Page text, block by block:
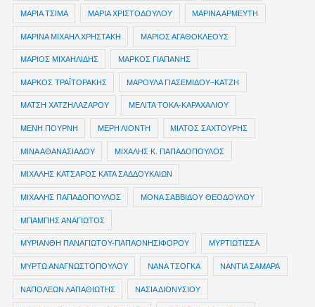
ΜΑΡΙΑ ΤΣΙΜΑ ΜΑΡΙΑ ΧΡΙΣΤΟΔΟΥΛΟΥ ΜΑΡΙΝΑ ΑΡΜΕΥΤΗ
ΜΑΡΙΝΑ ΜΙΧΑΗΛ ΧΡΗΣΤΑΚΗ ΜΑΡΙΟΣ ΑΓΑΘΟΚΛΕΟΥΣ
ΜΑΡΙΟΣ ΜΙΧΑΗΛΙΔΗΣ ΜΑΡΚΟΣ ΓΙΑΠΑΝΗΣ
ΜΑΡΚΟΣ ΤΡΑΪΤΟΡΑΚΗΣ ΜΑΡΟΥΛΑ ΓΙΑΣΕΜΙΔΟΥ–ΚΑΤΖΗ
ΜΑΤΣΗ ΧΑΤΖΗΛΑΖΑΡΟΥ ΜΕΛΙΤΑ ΤΟΚΑ-ΚΑΡΑΧΑΛΙΟΥ
ΜΕΝΗ ΠΟΥΡΝΗ ΜΕΡΗ ΛΙΟΝΤΗ ΜΙΛΤΟΣ ΣΑΧΤΟΥΡΗΣ
ΜΙΝΑ ΑΘΑΝΑΣΙΑΔΟΥ ΜΙΧΑΛΗΣ Κ. ΠΑΠΑΔΟΠΟΥΛΟΣ
ΜΙΧΑΛΗΣ ΚΑΤΣΑΡΟΣ ΚΑΤΑ ΣΑΔΔΟΥΚΑΙΩΝ
ΜΙΧΑΛΗΣ ΠΑΠΑΔΟΠΟΥΛΟΣ ΜΟΝΑ ΣΑΒΒΙΔΟΥ ΘΕΟΔΟΥΛΟΥ
ΜΠΑΜΠΗΣ ΑΝΑΓΙΩΤΟΣ
ΜΥΡΙΑΝΘΗ ΠΑΝΑΓΙΩΤΟΥ-ΠΑΠΑΟΝΗΣΙΦΟΡΟΥ ΜΥΡΤΙΩΤΙΣΣΑ
ΜΥΡΤΩ ΑΝΑΓΝΩΣΤΟΠΟΥΛΟΥ ΝΑΝΑ ΤΣΟΓΚΑ ΝΑΝΤΙΑ ΣΑΜΑΡΑ
ΝΑΠΟΛΕΩΝ ΛΑΠΑΘΙΩΤΗΣ ΝΑΣΙΑ ΔΙΟΝΥΣΙΟΥ